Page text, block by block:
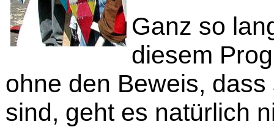
Ganz so
diesem
ohne den Beweis,
sind, geht es natürlich